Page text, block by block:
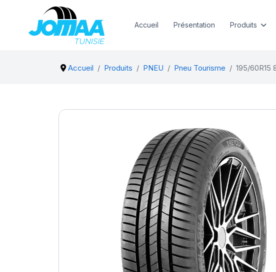
Accueil Présentation Produits
Accueil Produits PNEU Pneu Tourisme 195/60R15